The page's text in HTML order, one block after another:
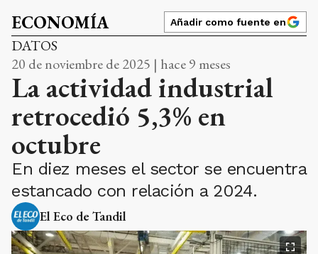
ECONOMÍA Añadir como fuente en
DATOS
20 de noviembre de 2025 | hace 9 meses
La actividad industrial
retrocedió 5,3% en
octubre
En diez meses el sector se encuentra
estancado con relación a 2024.
El Eco de Tandil